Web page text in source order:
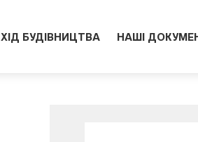
ХІД БУДІВНИЦТВА НАШІ